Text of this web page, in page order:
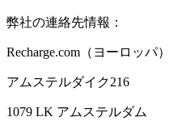
弊社の連絡先情報：
Recharge.com（ヨーロッパ）
アムステルダイク216
1079 LK アムステルダム